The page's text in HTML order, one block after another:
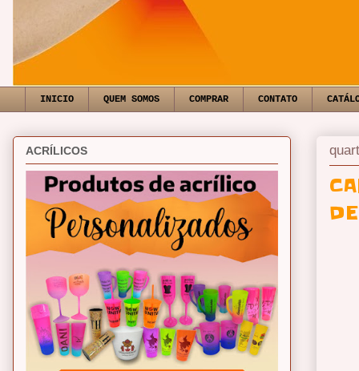
INICIO QUEM SOMOS COMPRAR CONTATO
ACRÍLICOS